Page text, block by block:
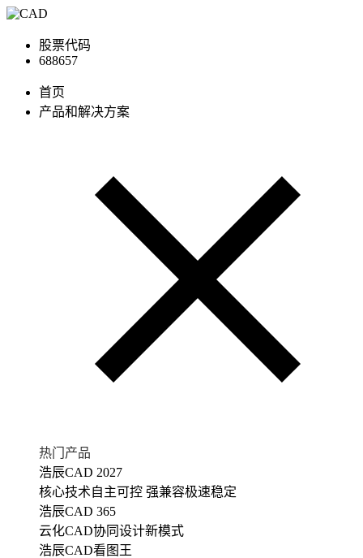
股票代码
688657
首页
产品和解决方案
热门产品
浩辰CAD 2027
核心技术自主可控 强兼容极速稳定
浩辰CAD 365
云化CAD协同设计新模式
浩辰CAD看图王